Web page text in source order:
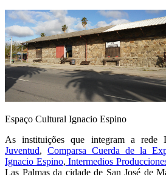
Espaço Cultural Ignacio Espino
As instituições que integram a rede
Juventud, Comparsa Cuerda de la
Ignacio Espino, Intermedios
Las Palmas da cidade de San José de